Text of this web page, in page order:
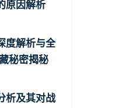
原因解析
度解析与全
秘密揭秘
析及其对战